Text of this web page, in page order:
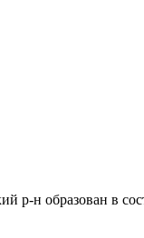
р-н образован в